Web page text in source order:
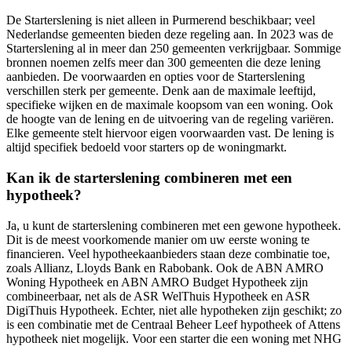
De Starterslening is niet alleen in Purmerend beschikbaar; veel
Nederlandse gemeenten bieden deze regeling aan. In 2023 was de
Starterslening al in meer dan 250 gemeenten verkrijgbaar. Sommige
bronnen noemen zelfs meer dan 300 gemeenten die deze lening
aanbieden. De voorwaarden en opties voor de Starterslening
verschillen sterk per gemeente. Denk aan de maximale leeftijd,
specifieke wijken en de maximale koopsom van een woning. Ook
de hoogte van de lening en de uitvoering van de regeling variëren.
Elke gemeente stelt hiervoor eigen voorwaarden vast. De lening is
altijd specifiek bedoeld voor starters op de woningmarkt.
Kan ik de starterslening combineren met een
hypotheek?
Ja, u kunt de starterslening combineren met een gewone hypotheek.
Dit is de meest voorkomende manier om uw eerste woning te
financieren. Veel hypotheekaanbieders staan deze combinatie toe,
zoals Allianz, Lloyds Bank en Rabobank. Ook de ABN AMRO
Woning Hypotheek en ABN AMRO Budget Hypotheek zijn
combineerbaar, net als de ASR WelThuis Hypotheek en ASR
DigiThuis Hypotheek. Echter, niet alle hypotheken zijn geschikt; zo
is een combinatie met de Centraal Beheer Leef hypotheek of Attens
hypotheek niet mogelijk. Voor een starter die een woning met NHG